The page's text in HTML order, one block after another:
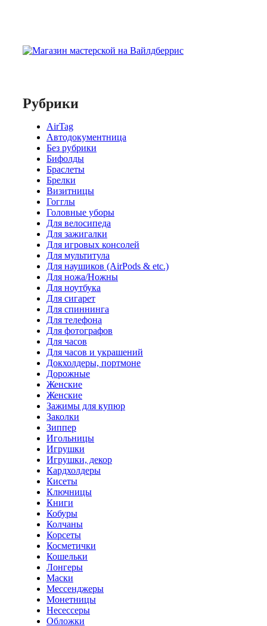
Рубрики
AirTag
Автодокументница
Без рубрики
Бифолды
Браслеты
Брелки
Визитницы
Гогглы
Головные уборы
Для велосипеда
Для зажигалки
Для игровых консолей
Для мультитула
Для наушиков (AirPods & etc.)
Для ножа/Ножны
Для ноутбука
Для сигарет
Для спиннинга
Для телефона
Для фотографов
Для часов
Для часов и украшений
Докхолдеры, портмоне
Дорожные
Женские
Женские
Зажимы для купюр
Заколки
Зиппер
Игольницы
Игрушки
Игрушки, декор
Кардхолдеры
Кисеты
Ключницы
Книги
Кобуры
Колчаны
Корсеты
Косметички
Кошельки
Лонгеры
Маски
Мессенджеры
Монетницы
Несессеры
Обложки